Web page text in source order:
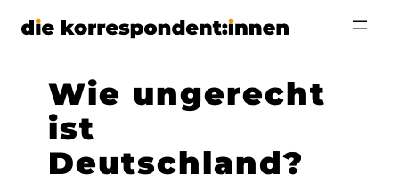
Zum
Wie ungerecht
ist
Deutschland?